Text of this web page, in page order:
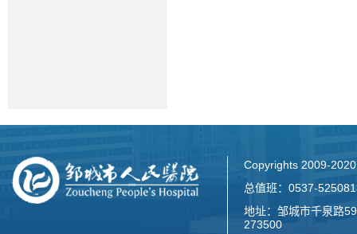
Copyrights 2009-
总值班：0537-
地址：邹城市千泉路
273500